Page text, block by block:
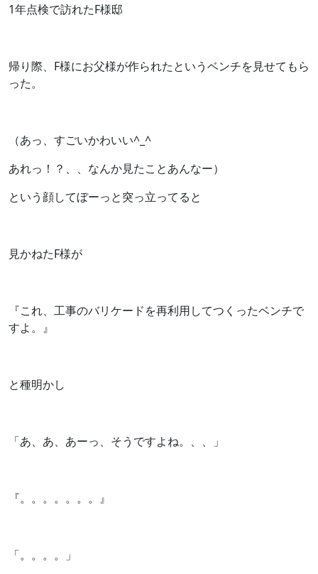
1年点検で訪れたF様邸
帰り際、F様にお父様が作られたというベンチを見せてもら
った。
（あっ、すごいかわいい^_^
あれっ！？、、なんか見たことあんなー）
という顔してぼーっと突っ立ってると
見かねたF様が
『これ、工事のバリケードを再利用してつくったベンチで
すよ。』
と種明かし
「あ、あ、あーっ、そうですよね。、、」
『。。。。。。。』
「。。。。」